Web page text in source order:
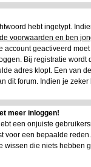
hebt ingetypt.
de voorwaarden en ben
account geactiveerd
Bij registratie
adres klopt. Een van
dit forum. Indien je
meer inloggen!
een onjuiste
een bepaalde
die niets